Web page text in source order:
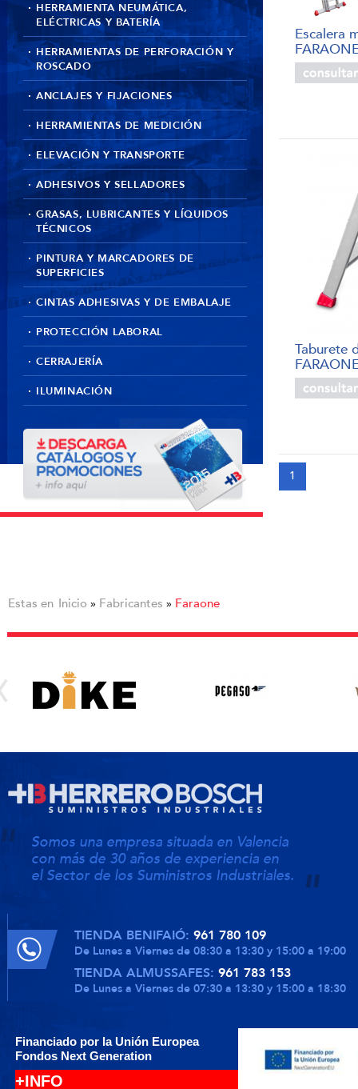
HERRAMIENTA NEUMÁTICA,
ELÉCTRICAS Y BATERÍA
HERRAMIENTAS DE PERFORACIÓN Y
ROSCADO
ANCLAJES Y FIJACIONES
HERRAMIENTAS DE MEDICIÓN
ELEVACIÓN Y TRANSPORTE
ADHESIVOS Y SELLADORES
GRASAS, LUBRICANTES Y LÍQUIDOS
TÉCNICOS
PINTURA Y MARCADORES DE
SUPERFICIES
CINTAS ADHESIVAS Y DE EMBALAJE
PROTECCIÓN LABORAL
CERRAJERÍA
ILUMINACIÓN
Escalera
Taburete
1
Estas en Inicio » Fabricantes » Faraone
Somos una empresa situada en Valencia
con más de 30 años de experiencia en
el Sector de los Suministros Industriales.
TIENDA BENIFAIÓ: 961 780 109
De Lunes a Viernes de 08:30 a 13:30 y 15:00 a 19:00
TIENDA ALMUSSAFES: 961 783 153
De Lunes a Viernes de 07:30 a 13:30 y 15:00 a 18:30
Financiado por la Unión Europea
Fondos Next Generation
+INFO